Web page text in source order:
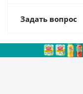
Задать вопрос